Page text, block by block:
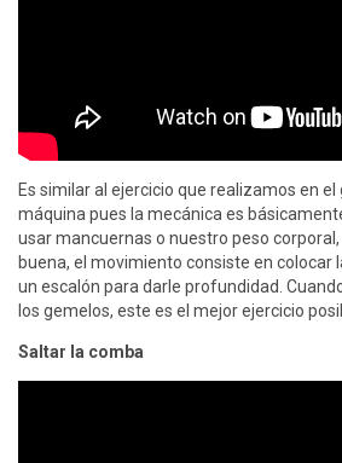
Es similar al ejercicio que realizamos en
máquina pues la mecánica es
usar mancuernas o nuestro peso
buena, el movimiento consiste en colocar
un escalón para darle profundidad.
los gemelos, este es el mejor ejercicio
Saltar la comba